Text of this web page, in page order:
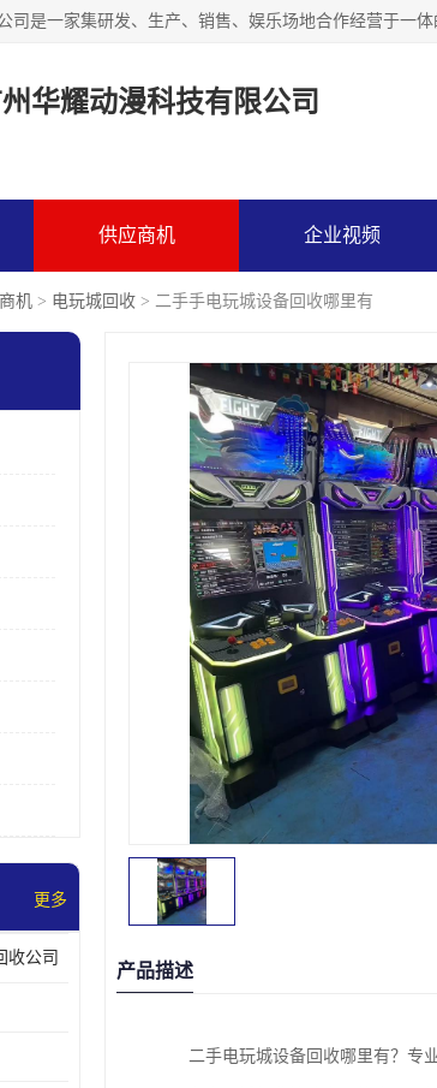
华耀动漫科技有限公司
供应商机 企业视频
机 > 电玩城回收 > 二手手电玩城设备回收哪里有
更多
收公司
产品描述
二手电玩城设备回收哪里有？专